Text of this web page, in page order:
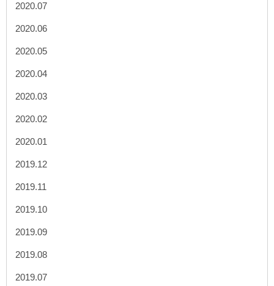
2020.07
2020.06
2020.05
2020.04
2020.03
2020.02
2020.01
2019.12
2019.11
2019.10
2019.09
2019.08
2019.07